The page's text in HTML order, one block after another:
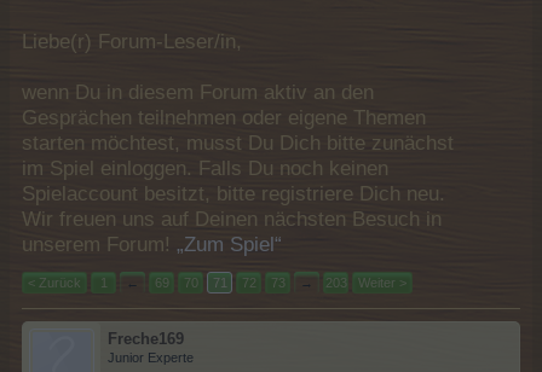
Liebe(r) Forum-Leser/in,
wenn Du in diesem Forum aktiv an den
Gesprächen teilnehmen oder eigene Themen
starten möchtest, musst Du Dich bitte zunächst
im Spiel einloggen. Falls Du noch keinen
Spielaccount besitzt, bitte registriere Dich neu.
Wir freuen uns auf Deinen nächsten Besuch in
unserem Forum! „Zum Spiel“
< Zurück 1 ← 69 70 71 72 73 → 203 Weiter >
Freche169
Junior Experte